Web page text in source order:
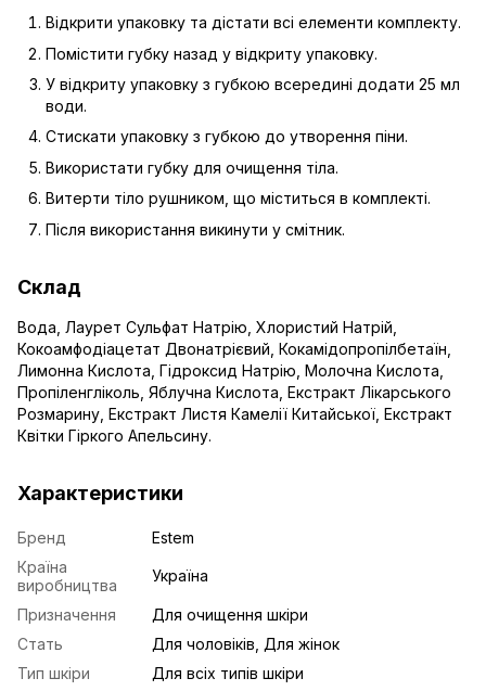
Відкрити упаковку та дістати всі елементи комплекту.
Помістити губку назад у відкриту упаковку.
У відкриту упаковку з губкою всередині додати 25 мл
води.
Стискати упаковку з губкою до утворення піни.
Використати губку для очищення тіла.
Витерти тіло рушником, що міститься в комплекті.
Після використання викинути у смітник.
Склад
Вода, Лаурет Сульфат Натрію, Хлористий Натрій,
Кокоамфодіацетат Двонатрієвий, Кокамідопропілбетаїн,
Лимонна Кислота, Гідроксид Натрію, Молочна Кислота,
Пропіленгліколь, Яблучна Кислота, Екстракт Лікарського
Розмарину, Екстракт Листя Камелії Китайської, Екстракт
Квітки Гіркого Апельсину.
Характеристики
Бренд
Estem
Країна
виробництва
Україна
Призначення
Для очищення шкіри
Стать
Для чоловіків, Для жінок
Тип шкіри
Для всіх типів шкіри